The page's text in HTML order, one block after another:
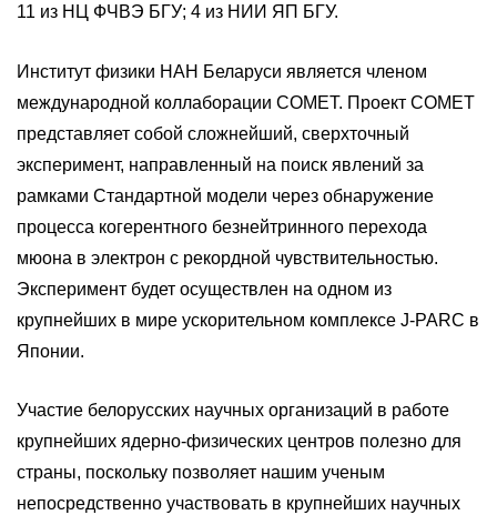
11 из НЦ ФЧВЭ БГУ; 4 из НИИ ЯП БГУ.
Институт физики НАН Беларуси является членом
международной коллаборации COMET. Проект COMET
представляет собой сложнейший, сверхточный
эксперимент, направленный на поиск явлений за
рамками Стандартной модели через обнаружение
процесса когерентного безнейтринного перехода
мюона в электрон с рекордной чувствительностью.
Эксперимент будет осуществлен на одном из
крупнейших в мире ускорительном комплексе J-PARC в
Японии.
Участие белорусских научных организаций в работе
крупнейших ядерно-физических центров полезно для
страны, поскольку позволяет нашим ученым
непосредственно участвовать в крупнейших научных